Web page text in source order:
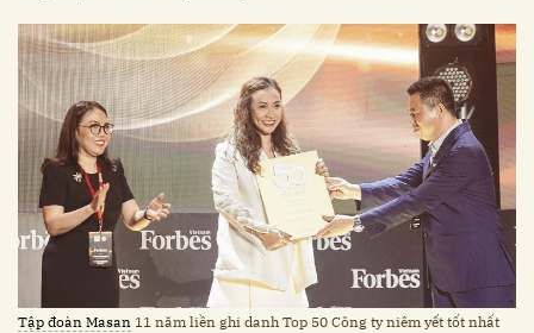
Tập đoàn Masan 11 năm liền ghi danh Top 50 Công ty niêm yết tốt nhất